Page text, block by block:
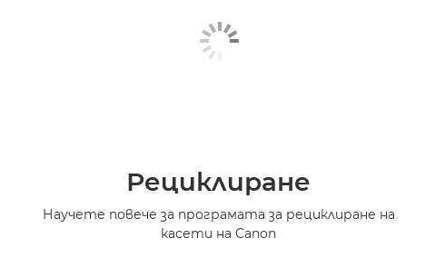
Рециклиране
Научете повече за програмата за рециклиране на
касети на Canon